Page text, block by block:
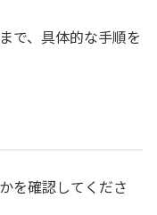
で、具体的な手順を
を確認してくださ